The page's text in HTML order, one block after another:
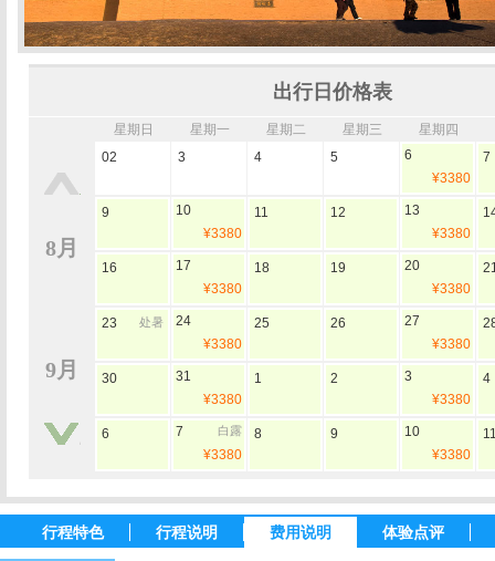
出行日价格表
8月
9月
星期日 星期一 星期二 星期三 星期四
02
3 4 5
6
¥3380
7
9
10
¥3380
11 12
13
¥3380
16
17
¥3380
18 19
20
¥3380
23 处暑
24
¥3380
25 26
27
¥3380
30
31
¥3380
1 2
3
¥3380
4
6 7 白露
¥3380
8 9
10
¥3380
行程特色 行程说明 费用说明 体验点评